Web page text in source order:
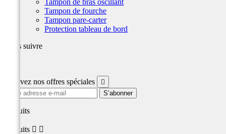
Tampon de fourche
Tampon pare-carter
Protection tableau de bord
Nous suivre
Recevez nos offres spéciales 
produits
produits  